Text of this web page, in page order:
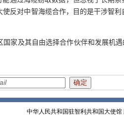
反对中智海缆合作，目的是干涉智
家及其自由选择合作伙伴和发展机
中华人民共和国驻智利共和国大使馆